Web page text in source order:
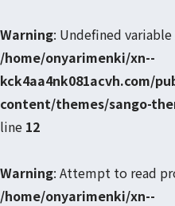
Warning: Undefined
/home/onyarimenki/xn--
kck4aa4nk081acvh.com/
content/themes/sango-
line 12
Warning: Attempt to read
/home/onyarimenki/xn--